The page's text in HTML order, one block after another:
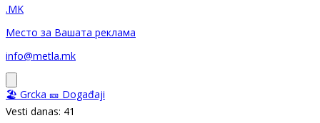
.MK
Место за Вашата реклама
info@metla.mk
🏖️ Grcka 🎫 Događaji
Vesti danas: 41